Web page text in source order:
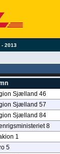
- 2013
Sjælland 46
Sjælland 57
Sjælland 84
8
1
5